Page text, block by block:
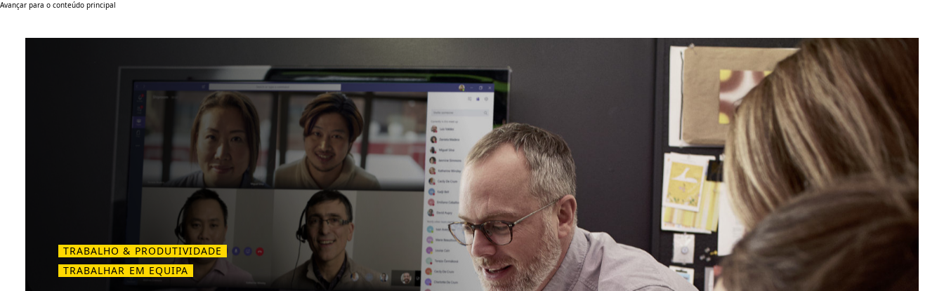
Avançar para o conteúdo principal
TRABALHO & PRODUTIVIDADE
TRABALHAR EM EQUIPA